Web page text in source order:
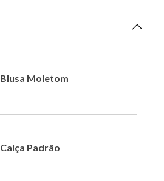
Blusa Moletom
Calça Padrão